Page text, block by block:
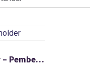
Toren Cleaner – Pembersih Water Toren dan Jaringan Air Bersih